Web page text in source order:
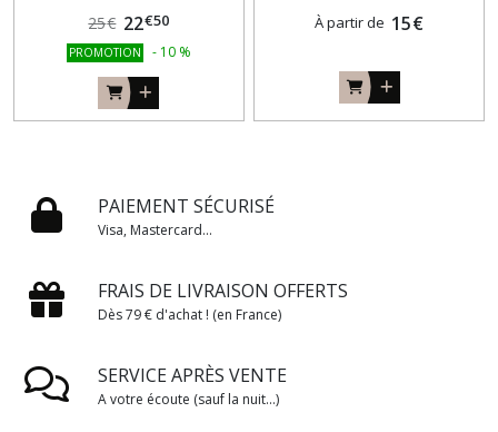
25€ 22€50
PROMOTION - 10 %
À partir de 15€
PAIEMENT SÉCURISÉ
Visa, Mastercard...
FRAIS DE LIVRAISON OFFERTS
Dès 79 € d'achat ! (en France)
SERVICE APRÈS VENTE
A votre écoute (sauf la nuit...)